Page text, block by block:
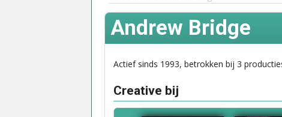
Awards
Statistieken
Andrew Bridge
Actief sinds 1993, betrokken bij 3
Creative bij